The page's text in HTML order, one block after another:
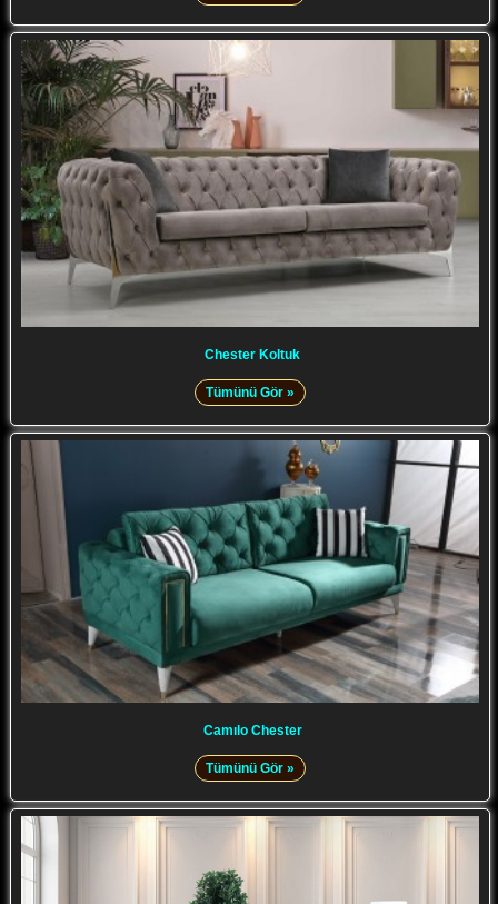
Chester Koltuk
Tümünü Gör »
Camılo Chester
Tümünü Gör »